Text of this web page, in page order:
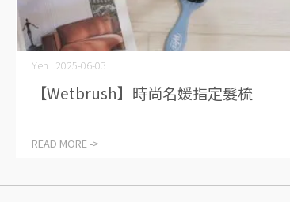
Yen | 2025-06-03
【Wetbrush】時尚名媛指定髮梳
READ MORE ->